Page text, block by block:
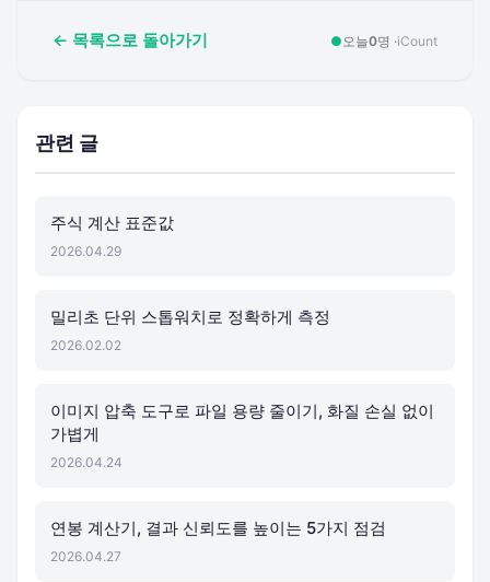
← 목록으로 돌아가기 ● 오늘0명 ·iCount
관련 글
주식 계산 표준값
2026.04.29
밀리초 단위 스톱워치로 정확하게 측정
2026.02.02
이미지 압축 도구로 파일 용량 줄이기, 화질 손실 없이
가볍게
2026.04.24
연봉 계산기, 결과 신뢰도를 높이는 5가지 점검
2026.04.27